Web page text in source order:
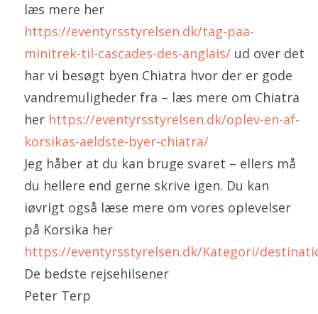
læs mere her
https://eventyrsstyrelsen.dk/tag-paa-
minitrek-til-cascades-des-anglais/ ud over det
har vi besøgt byen Chiatra hvor der er gode
vandremuligheder fra – læs mere om Chiatra
her https://eventyrsstyrelsen.dk/oplev-en-af-
korsikas-aeldste-byer-chiatra/
Jeg håber at du kan bruge svaret – ellers må
du hellere end gerne skrive igen. Du kan
iøvrigt også læse mere om vores oplevelser
på Korsika her
https://eventyrsstyrelsen.dk/Kategori/
De bedste rejsehilsener
Peter Terp